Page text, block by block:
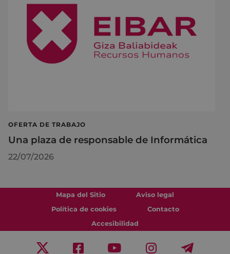
OFERTA DE TRABAJO
Una plaza de responsable de Informática
22/07/2026
Mapa del Sitio
Aviso legal
Política de cookies
Contacto
Accesibilidad